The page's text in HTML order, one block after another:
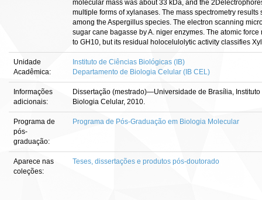
molecular mass was about 33 kDa, and the
multiple forms of xylanases. The mass spectrometry
among the Aspergillus species. The electron scanning
sugar cane bagasse by A. niger enzymes. The atomic
to GH10, but its residual holocelulolytic activity classifies
Unidade
Acadêmica:
Instituto de Ciências Biológicas (IB)
Departamento de Biologia Celular (IB CEL)
Informações
adicionais:
Dissertação (mestrado)—Universidade de Brasília,
Biologia Celular, 2010.
Programa de
pós-
graduação:
Programa de Pós-Graduação em Biologia Molecular
Aparece nas
coleções:
Teses, dissertações e produtos pós-doutorado